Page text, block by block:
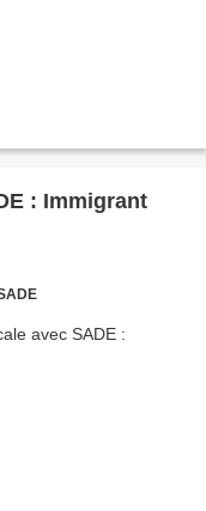
: Immigrant